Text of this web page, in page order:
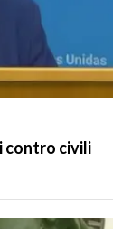
contro civili